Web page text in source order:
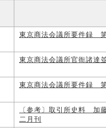
東京商法会議所要件録
東京商法会議所官衙諸
東京商法会議所要件録
〔参考〕取引所史料
二月刊